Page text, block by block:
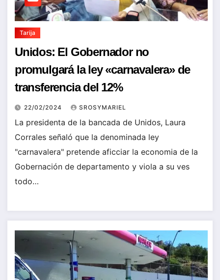
Tarija
Unidos: El Gobernador no
promulgará la ley «carnavalera» de
transferencia del 12%
22/02/2024 SROSYMARIEL
La presidenta de la bancada de Unidos, Laura
Corrales señaló que la denominada ley
"carnavalera" pretende aficciar la economia de la
Gobernación de departamento y viola a su ves
todo…